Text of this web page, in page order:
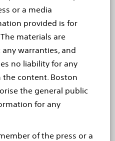
or a media
provided is for
materials are
warranties, and
no liability for any
the content. Boston
the general public
for any
of the press or a
Inc. ab
Februar 2022– Boston
BSX) hat heute den
von Baylis Medical
einem
more
führt FAST